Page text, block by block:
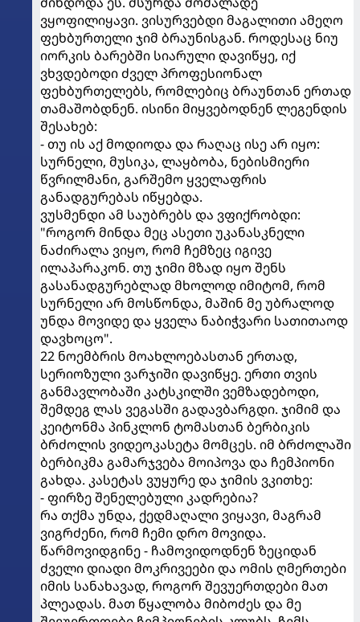
ვყოფილიყავი. ვისურვებდი მაგალითი ამეღო
ფეხბურთელი ჯიმ ბრაუნისგან. როდესაც ნიუ
იორკის ბარებში სიარული დავიწყე, იქ
ვხვდებოდი ძველ პროფესიონალ
ფეხბურთელებს, რომლებიც ბრაუნთან ერთად
თამაშობდნენ. ისინი მიყვებოდნენ ლეგენდის
შესახებ:
- თუ ის აქ მოდიოდა და რაღაც ისე არ იყო:
სურნელი, მუსიკა, ლაყბობა, ნებისმიერი
წვრილმანი, გარშემო ყველაფრის
განადგურებას იწყებდა.
ვუსმენდი ამ საუბრებს და ვფიქრობდი:
"როგორ მინდა მეც ასეთი უკანასკნელი
ნაძირალა ვიყო, რომ ჩემზეც იგივე
ილაპარაკონ. თუ ჯიმი მზად იყო შენს
გასანადგურებლად მხოლოდ იმიტომ, რომ
სურნელი არ მოსწონდა, მაშინ მე უბრალოდ
უნდა მოვიდე და ყველა ნაბიჭვარი სათითაოდ
დავხოცო".
22 ნოემბრის მოახლოებასთან ერთად,
სერიოზული ვარჯიში დავიწყე. ერთი თვის
განმავლობაში კატსკილში ვემზადებოდი,
შემდეგ ლას ვეგასში გადავბარგდი. ჯიმიმ და
კეიტონმა პინკლონ ტომასთან ბერბიკის
ბრძოლის ვიდეოკასეტა მომცეს. იმ ბრძოლაში
ბერბიკმა გამარჯვება მოიპოვა და ჩემპიონი
გახდა. კასეტას ვუყურე და ჯიმის ვკითხე:
- ფირზე შენელებული კადრებია?
რა თქმა უნდა, ქედმაღალი ვიყავი, მაგრამ
ვიგრძენი, რომ ჩემი დრო მოვიდა.
წარმოვიდგინე - ჩამოვიდოდნენ ზეციდან
ძველი დიადი მოკრივეები და ომის ღმერთები
იმის სანახავად, როგორ შევუერთდები მათ
პლეადას. მათ წყალობა მიბოძეს და მე